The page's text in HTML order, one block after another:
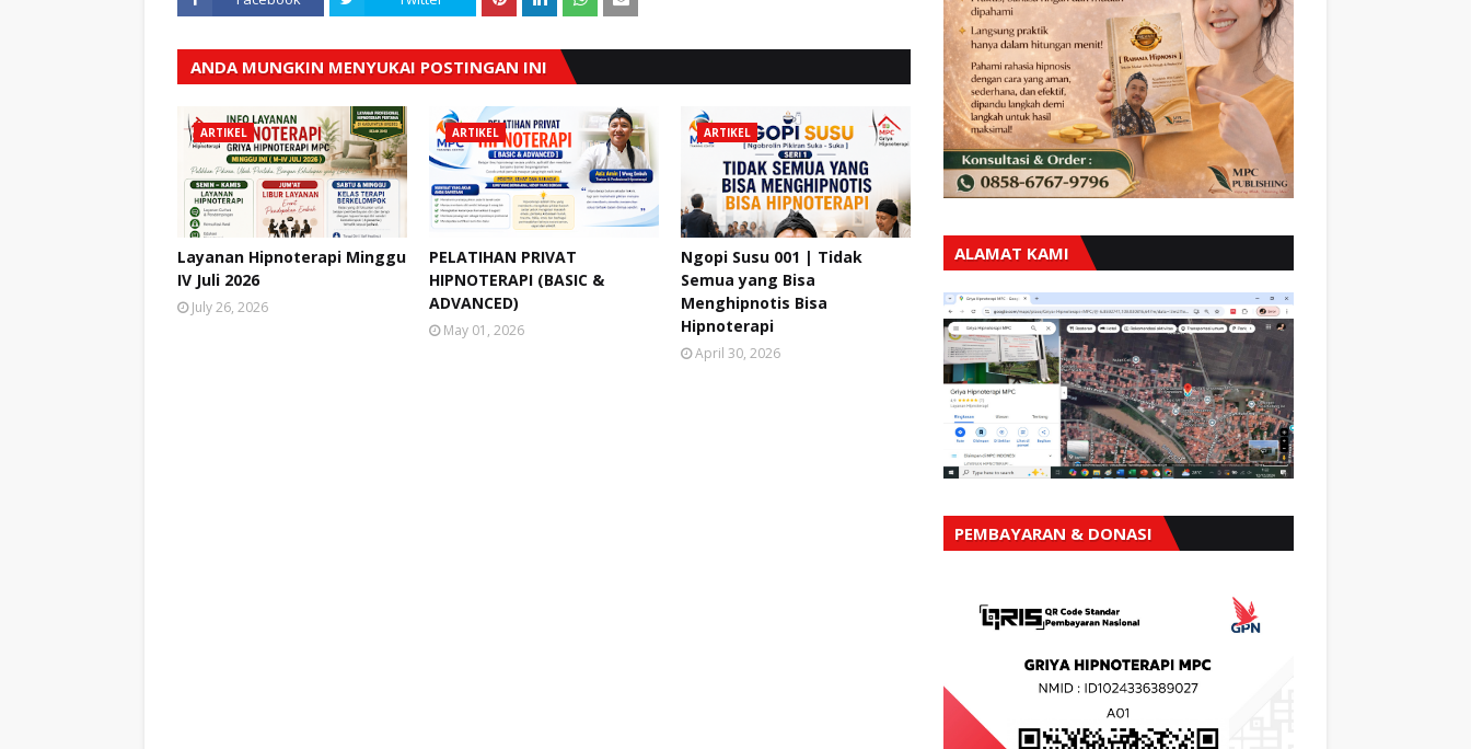
ANDA MUNGKIN MENYUKAI POSTINGAN INI
ARTIKEL
Layanan Hipnoterapi Minggu
IV Juli 2026
July 26, 2026
ARTIKEL
PELATIHAN PRIVAT
HIPNOTERAPI (BASIC &
ADVANCED)
May 01, 2026
ARTIKEL
Ngopi Susu 001 | Tidak
Semua yang Bisa
Menghipnotis Bisa
Hipnoterapi
April 30, 2026
ALAMAT KAMI
PEMBAYARAN & DONASI